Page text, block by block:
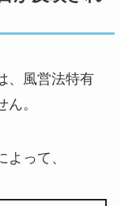
、風営法特有
。
って、